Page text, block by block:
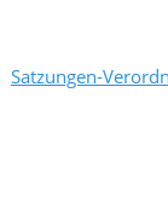
Satzungen-